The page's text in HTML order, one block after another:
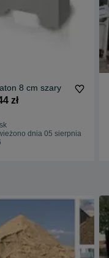
8 cm szary
zł
dnia 05 sierpnia